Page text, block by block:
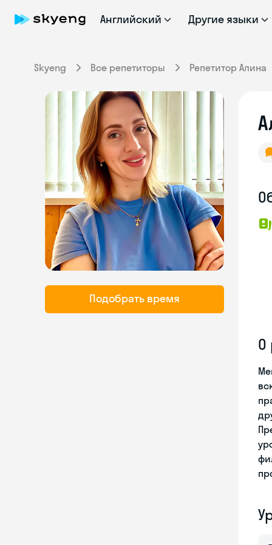
Английский Другие языки
Skyeng Все репетиторы Репетитор Алина
Подобрать время
О